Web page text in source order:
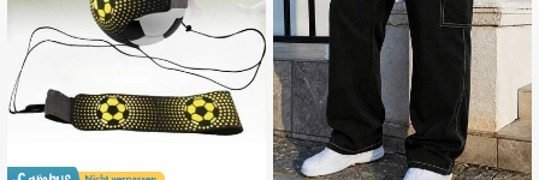
4,80 89 Follower
4,80 89 Follower
89 Follower